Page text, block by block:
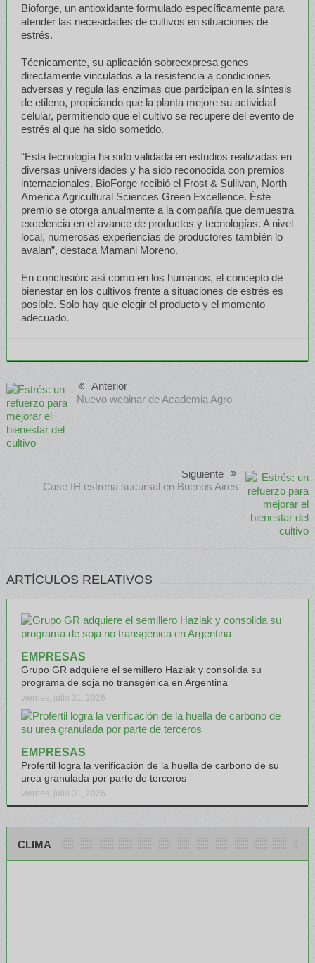
Bioforge, un antioxidante formulado específicamente para
atender las necesidades de cultivos en situaciones de
estrés.
Técnicamente, su aplicación sobreexpresa genes
directamente vinculados a la resistencia a condiciones
adversas y regula las enzimas que participan en la síntesis
de etileno, propiciando que la planta mejore su actividad
celular, permitiendo que el cultivo se recupere del evento de
estrés al que ha sido sometido.
“Esta tecnología ha sido validada en estudios realizadas en
diversas universidades y ha sido reconocida con premios
internacionales. BioForge recibió el Frost & Sullivan, North
America Agricultural Sciences Green Excellence. Éste
premio se otorga anualmente a la compañía que demuestra
excelencia en el avance de productos y tecnologías. A nivel
local, numerosas experiencias de productores también lo
avalan”, destaca Mamani Moreno.
En conclusión: así como en los humanos, el concepto de
bienestar en los cultivos frente a situaciones de estrés es
posible. Solo hay que elegir el producto y el momento
adecuado.
Anterior
Nuevo webinar de Academia Agro
Siguiente
Case IH estrena sucursal en Buenos Aires
ARTÍCULOS RELATIVOS
EMPRESAS
Grupo GR adquiere el semillero Haziak y consolida su
programa de soja no transgénica en Argentina
viernes, julio 31, 2026
EMPRESAS
Profertil logra la verificación de la huella de carbono de su
urea granulada por parte de terceros
viernes, julio 31, 2026
CLIMA